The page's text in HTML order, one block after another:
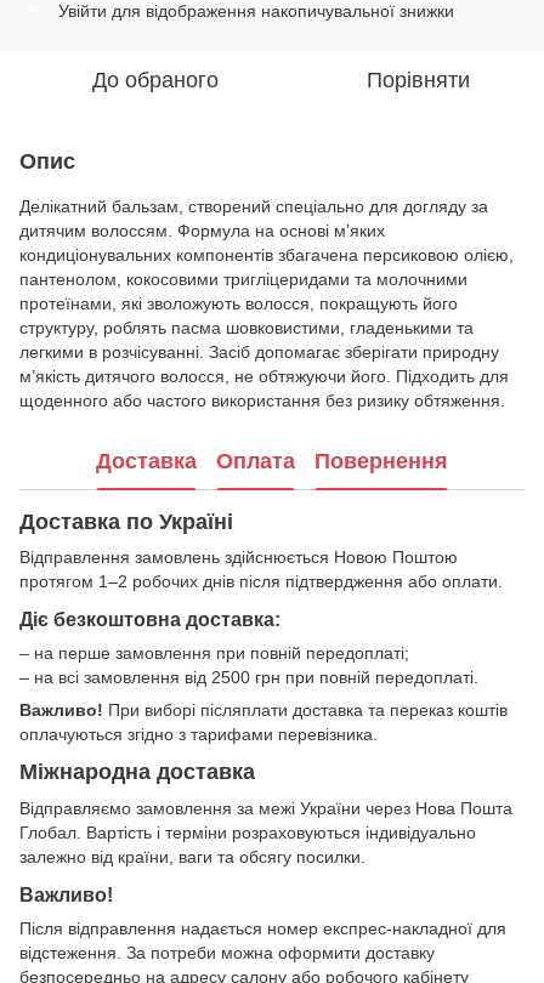
Увійти для відображення накопичувальної знижки
До обраного Порівняти
Опис
Делікатний бальзам, створений спеціально для догляду за
дитячим волоссям. Формула на основі м’яких
кондиціонувальних компонентів збагачена персиковою олією,
пантенолом, кокосовими тригліцеридами та молочними
протеїнами, які зволожують волосся, покращують його
структуру, роблять пасма шовковистими, гладенькими та
легкими в розчісуванні. Засіб допомагає зберігати природну
м’якість дитячого волосся, не обтяжуючи його. Підходить для
щоденного або частого використання без ризику обтяження.
Доставка Оплата Повернення
Доставка по Україні
Відправлення замовлень здійснюється Новою Поштою
протягом 1–2 робочих днів після підтвердження або оплати.
Діє безкоштовна доставка:
– на перше замовлення при повній передоплаті;
– на всі замовлення від 2500 грн при повній передоплаті.
Важливо! При виборі післяплати доставка та переказ коштів
оплачуються згідно з тарифами перевізника.
Міжнародна доставка
Відправляємо замовлення за межі України через Нова Пошта
Глобал. Вартість і терміни розраховуються індивідуально
залежно від країни, ваги та обсягу посилки.
Важливо!
Після відправлення надається номер експрес-накладної для
відстеження. За потреби можна оформити доставку
безпосередньо на адресу салону або робочого кабінету